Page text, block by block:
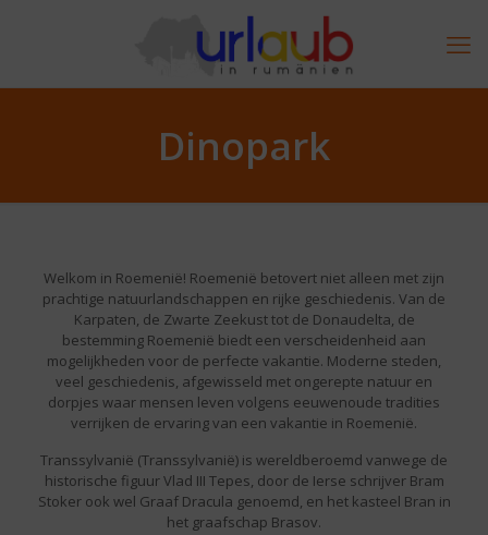
Dinopark
Welkom in Roemenië! Roemenië betovert niet alleen met zijn
prachtige natuurlandschappen en rijke geschiedenis. Van de
Karpaten, de Zwarte Zeekust tot de Donaudelta, de
bestemming Roemenië biedt een verscheidenheid aan
mogelijkheden voor de perfecte vakantie. Moderne steden,
veel geschiedenis, afgewisseld met ongerepte natuur en
dorpjes waar mensen leven volgens eeuwenoude tradities
verrijken de ervaring van een vakantie in Roemenië.
Transsylvanië (Transsylvanië) is wereldberoemd vanwege de
historische figuur Vlad III Tepes, door de Ierse schrijver Bram
Stoker ook wel Graaf Dracula genoemd, en het kasteel Bran in
het graafschap Brasov.